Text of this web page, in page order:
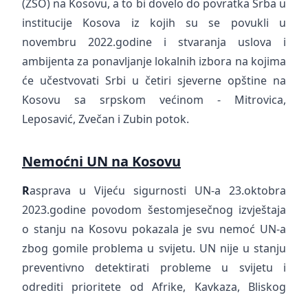
(ZSO) na Kosovu, a to bi dovelo do povratka Srba u
institucije Kosova iz kojih su se povukli u
novembru 2022.godine i stvaranja uslova i
ambijenta za ponavljanje lokalnih izbora na kojima
će učestvovati Srbi u četiri sjeverne opštine na
Kosovu sa srpskom većinom - Mitrovica,
Leposavić, Zvečan i Zubin potok.
Nemoćni UN na Kosovu
Rasprava u Vijeću sigurnosti UN-a 23.oktobra
2023.godine povodom šestomjesečnog izvještaja
o stanju na Kosovu pokazala je svu nemoć UN-a
zbog gomile problema u svijetu. UN nije u stanju
preventivno detektirati probleme u svijetu i
odrediti prioritete od Afrike, Kavkaza, Bliskog